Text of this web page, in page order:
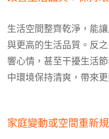
生活空間整齊乾淨，能
與更高的生活品質。反
響心情，甚至干擾生活
中環境保持清爽，帶來
家庭變動或空間重新